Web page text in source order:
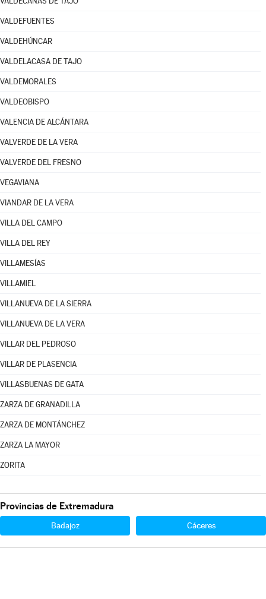
VALDEFUENTES
VALDEHÚNCAR
VALDELACASA DE TAJO
VALDEMORALES
VALDEOBISPO
VALENCIA DE ALCÁNTARA
VALVERDE DE LA VERA
VALVERDE DEL FRESNO
VEGAVIANA
VIANDAR DE LA VERA
VILLA DEL CAMPO
VILLA DEL REY
VILLAMESÍAS
VILLAMIEL
VILLANUEVA DE LA SIERRA
VILLANUEVA DE LA VERA
VILLAR DEL PEDROSO
VILLAR DE PLASENCIA
VILLASBUENAS DE GATA
ZARZA DE GRANADILLA
ZARZA DE MONTÁNCHEZ
ZARZA LA MAYOR
ZORITA
Provincias de Extremadura
Badajoz Cáceres